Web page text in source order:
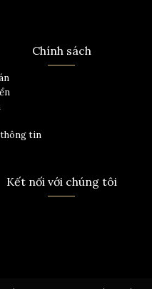
Chính sách
thông tin
Kết nối với chúng tôi